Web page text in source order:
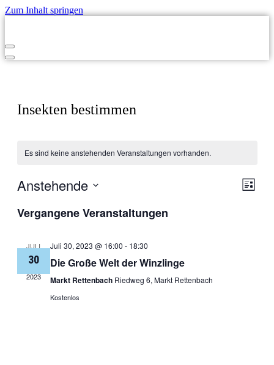
Zum Inhalt springen
Navigationsmenü
Navigationsmenü
Insekten bestimmen
Es sind keine anstehenden Veranstaltungen vorhanden.
Liste
Anstehende
wählen.
Vergangene Veranstaltungen
JULI
30
2023
Juli 30, 2023 @ 16:00 - 18:30
Die Große Welt der Winzlinge
Markt Rettenbach Riedweg 6, Markt Rettenbach
Kostenlos